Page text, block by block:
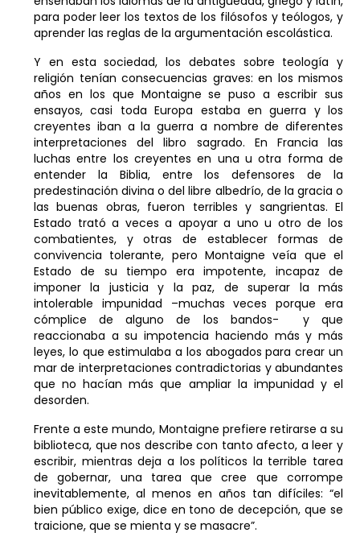
para poder leer los textos de los filósofos y teólogos, y
aprender las reglas de la argumentación escolástica.
Y en esta sociedad, los debates sobre teología y
religión tenían consecuencias graves: en los mismos
años en los que Montaigne se puso a escribir sus
ensayos, casi toda Europa estaba en guerra y los
creyentes iban a la guerra a nombre de diferentes
interpretaciones del libro sagrado. En Francia las
luchas entre los creyentes en una u otra forma de
entender la Biblia, entre los defensores de la
predestinación divina o del libre albedrío, de la gracia o
las buenas obras, fueron terribles y sangrientas. El
Estado trató a veces a apoyar a uno u otro de los
combatientes, y otras de establecer formas de
convivencia tolerante, pero Montaigne veía que el
Estado de su tiempo era impotente, incapaz de
imponer la justicia y la paz, de superar la más
intolerable impunidad –muchas veces porque era
cómplice de alguno de los bandos- y que
reaccionaba a su impotencia haciendo más y más
leyes, lo que estimulaba a los abogados para crear un
mar de interpretaciones contradictorias y abundantes
que no hacían más que ampliar la impunidad y el
desorden.
Frente a este mundo, Montaigne prefiere retirarse a su
biblioteca, que nos describe con tanto afecto, a leer y
escribir, mientras deja a los políticos la terrible tarea
de gobernar, una tarea que cree que corrompe
inevitablemente, al menos en años tan difíciles: “el
bien público exige, dice en tono de decepción, que se
traicione, que se mienta y se masacre”.